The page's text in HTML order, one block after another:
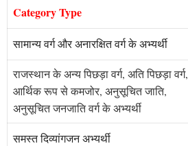
Category Type
सामान्य वर्ग और अनारक्षित वर्ग के अभ्यर्थी
राजस्थान के अन्य पिछड़ा वर्ग, अति पिछड़ा वर्ग,
आर्थिक रूप से कमजोर, अनुसूचित जाति,
अनुसूचित जनजाति वर्ग के अभ्यर्थी
समस्त दिव्यांगजन अभ्यर्थी